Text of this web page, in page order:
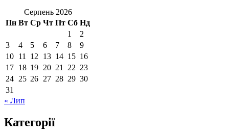
Серпень 2026
Пн Вт Ср Чт Пт Сб Нд
1
2
3
4 5 6 7 8
9
10 11 12 13 14 15 16
17 18 19 20 21 22 23
24 25 26 27 28 29 30
31
« Лип
Категорії